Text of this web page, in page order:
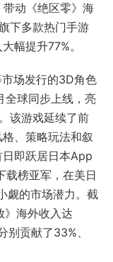
带动《绝区零》海
下多款热门手游
幅提升77%。
场发行的3D角色
全球同步上线，亮
该游戏延续了前
、策略玩法和叙
即跃居日本App
榜亚军，在美日
觑的市场潜力。截
》海外收入达
贡献了33%、